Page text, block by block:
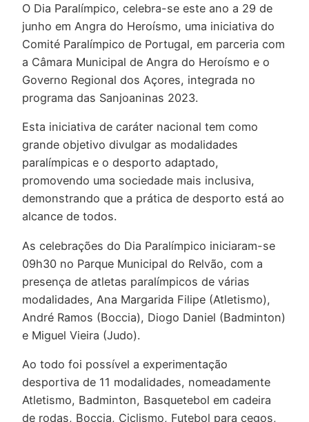
O Dia Paralímpico, celebra-se este ano a 29 de
junho em Angra do Heroísmo, uma iniciativa do
Comité Paralímpico de Portugal, em parceria com
a Câmara Municipal de Angra do Heroísmo e o
Governo Regional dos Açores, integrada no
programa das Sanjoaninas 2023.
Esta iniciativa de caráter nacional tem como
grande objetivo divulgar as modalidades
paralímpicas e o desporto adaptado,
promovendo uma sociedade mais inclusiva,
demonstrando que a prática de desporto está ao
alcance de todos.
As celebrações do Dia Paralímpico iniciaram-se
09h30 no Parque Municipal do Relvão, com a
presença de atletas paralímpicos de várias
modalidades, Ana Margarida Filipe (Atletismo),
André Ramos (Boccia), Diogo Daniel (Badminton)
e Miguel Vieira (Judo).
Ao todo foi possível a experimentação
desportiva de 11 modalidades, nomeadamente
Atletismo, Badminton, Basquetebol em cadeira
de rodas, Boccia, Ciclismo, Futebol para cegos,